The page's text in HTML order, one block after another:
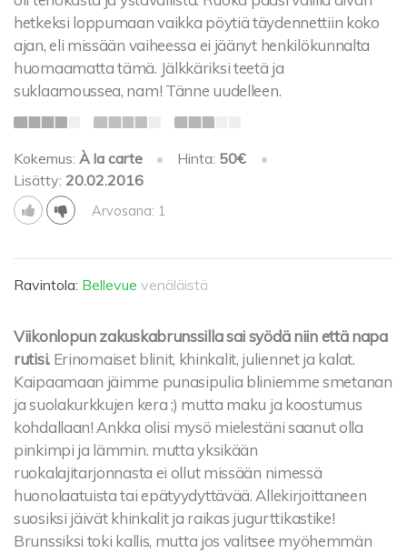
hetkeksi loppumaan vaikka pöytiä täydennettiin koko
ajan, eli missään vaiheessa ei jäänyt henkilökunnalta
huomaamatta tämä. Jälkkäriksi teetä ja
suklaamoussea, nam! Tänne uudelleen.
Kokemus: À la carte • Hinta: 50€
•
Lisätty: 20.02.2016
Arvosana: 1
Ravintola: Bellevue venäläistä
Viikonlopun zakuskabrunssilla sai syödä niin että napa
rutisi. Erinomaiset blinit, khinkalit, juliennet ja kalat.
Kaipaamaan jäimme punasipulia bliniemme smetanan
ja suolakurkkujen kera ;) mutta maku ja koostumus
kohdallaan! Ankka olisi mysö mielestäni saanut olla
pinkimpi ja lämmin. mutta yksikään
ruokalajitarjonnasta ei ollut missään nimessä
huonolaatuista tai epätyydyttävää. Allekirjoittaneen
suosiksi jäivät khinkalit ja raikas jugurttikastike!
Brunssiksi toki kallis, mutta jos valitsee myöhemmän